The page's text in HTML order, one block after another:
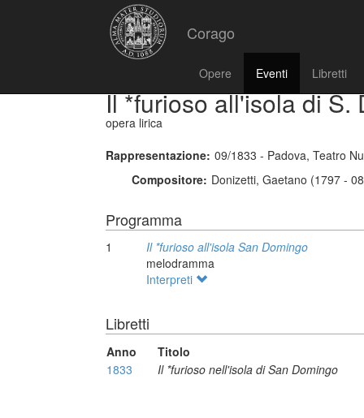
Corago
Opere Eventi Libretti
Il *furioso all'isola di S.
opera lirica
Rappresentazione: 09/1833 - Padova, Teatro
Compositore: Donizetti, Gaetano (1797 -
Programma
1
Il *furioso all'isola San Domingo
melodramma
Interpreti
Libretti
Anno
Titolo
1833
Il *furioso nell'isola di San Domingo